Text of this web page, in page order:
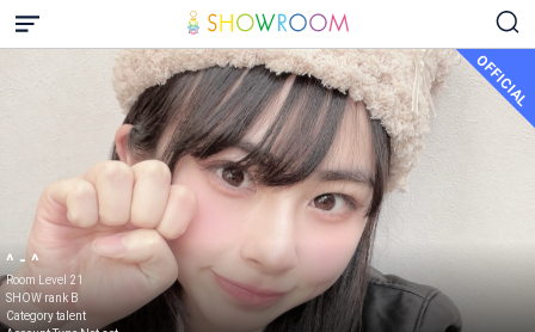
OFFICIAL
^ - ^
Room Level 21
SHOW rank B
Category talent